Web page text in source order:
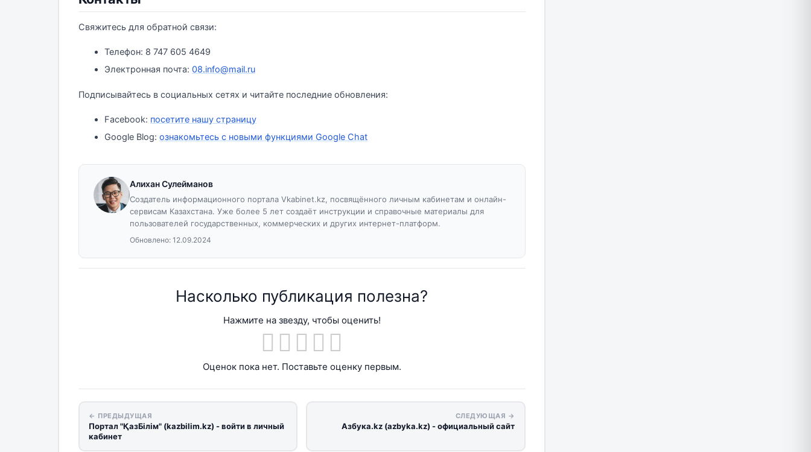
Свяжитесь для обратной связи:
Телефон: 8 747 605 4649
Электронная почта: 08.info@mail.ru
Подписывайтесь в социальных сетях и читайте последние обновления:
Facebook: посетите нашу страницу
Google Blog: ознакомьтесь с новыми функциями Google Chat
Алихан Сулейманов
Создатель информационного портала Vkabinet.kz, посвящённого личным кабинетам и онлайн-
сервисам Казахстана. Уже более 5 лет создаёт инструкции и справочные материалы для
пользователей государственных, коммерческих и других интернет-платформ.
Обновлено: 12.09.2024
Насколько публикация полезна?
Нажмите на звезду, чтобы оценить!
Оценок пока нет. Поставьте оценку первым.
← ПРЕДЫДУЩАЯ
Портал "ҚазБілім" (kazbilim.kz) - войти в личный
кабинет
СЛЕДУЮЩАЯ →
Азбука.kz (azbyka.kz) - официальный сайт